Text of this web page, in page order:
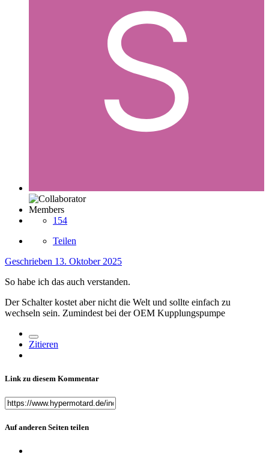
Members
154
Teilen
Geschrieben 13. Oktober 2025
So habe ich das auch verstanden.
Der Schalter kostet aber nicht die Welt und sollte einfach zu
wechseln sein. Zumindest bei der OEM Kupplungspumpe
Zitieren
Link zu diesem Kommentar
Auf anderen Seiten teilen